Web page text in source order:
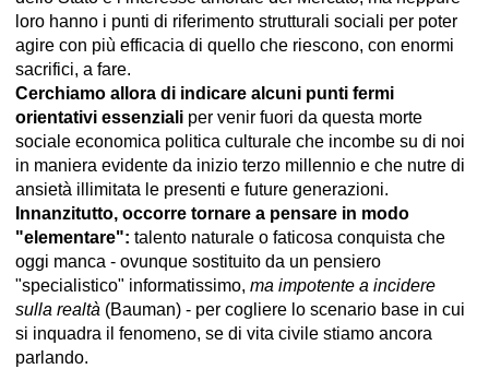
loro hanno i punti di riferimento strutturali sociali per poter
agire con più efficacia di quello che riescono, con enormi
sacrifici, a fare.
Cerchiamo allora di indicare alcuni punti fermi
orientativi essenziali per venir fuori da questa morte
sociale economica politica culturale che incombe su di noi
in maniera evidente da inizio terzo millennio e che nutre di
ansietà illimitata le presenti e future generazioni.
Innanzitutto, occorre tornare a pensare in modo
"elementare": talento naturale o faticosa conquista che
oggi manca - ovunque sostituito da un pensiero
"specialistico" informatissimo, ma impotente a incidere
sulla realtà (Bauman) - per cogliere lo scenario base in cui
si inquadra il fenomeno, se di vita civile stiamo ancora
parlando.